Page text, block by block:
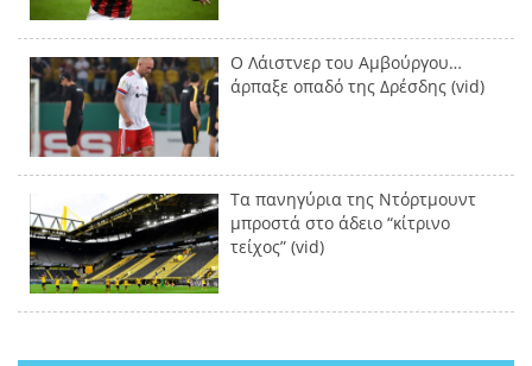
Ο Λάιστνερ του Αμβούργου…
άρπαξε οπαδό της Δρέσδης (vid)
Τα πανηγύρια της Ντόρτμουντ
μπροστά στο άδειο “κίτρινο
τείχος” (vid)